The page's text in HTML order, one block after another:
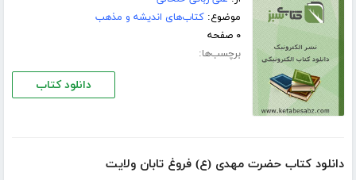
موضوع:کتاب‌های اندیشه و مذهب
۰ صفحه
برچسب‌ها:
دانلود کتاب
دانلود کتاب حضرت مهدى (ع) فروغ تابان ولایت